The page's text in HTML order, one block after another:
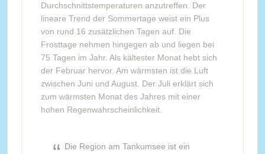
Durchschnittstemperaturen anzutreffen. Der
lineare Trend der Sommertage weist ein Plus
von rund 16 zusätzlichen Tagen auf. Die
Frosttage nehmen hingegen ab und liegen bei
75 Tagen im Jahr. Als kältester Monat hebt sich
der Februar hervor. Am wärmsten ist die Luft
zwischen Juni und August. Der Juli erklärt sich
zum wärmsten Monat des Jahres mit einer
hohen Regenwahrscheinlichkeit.
Die Region am Tankumsee ist ein